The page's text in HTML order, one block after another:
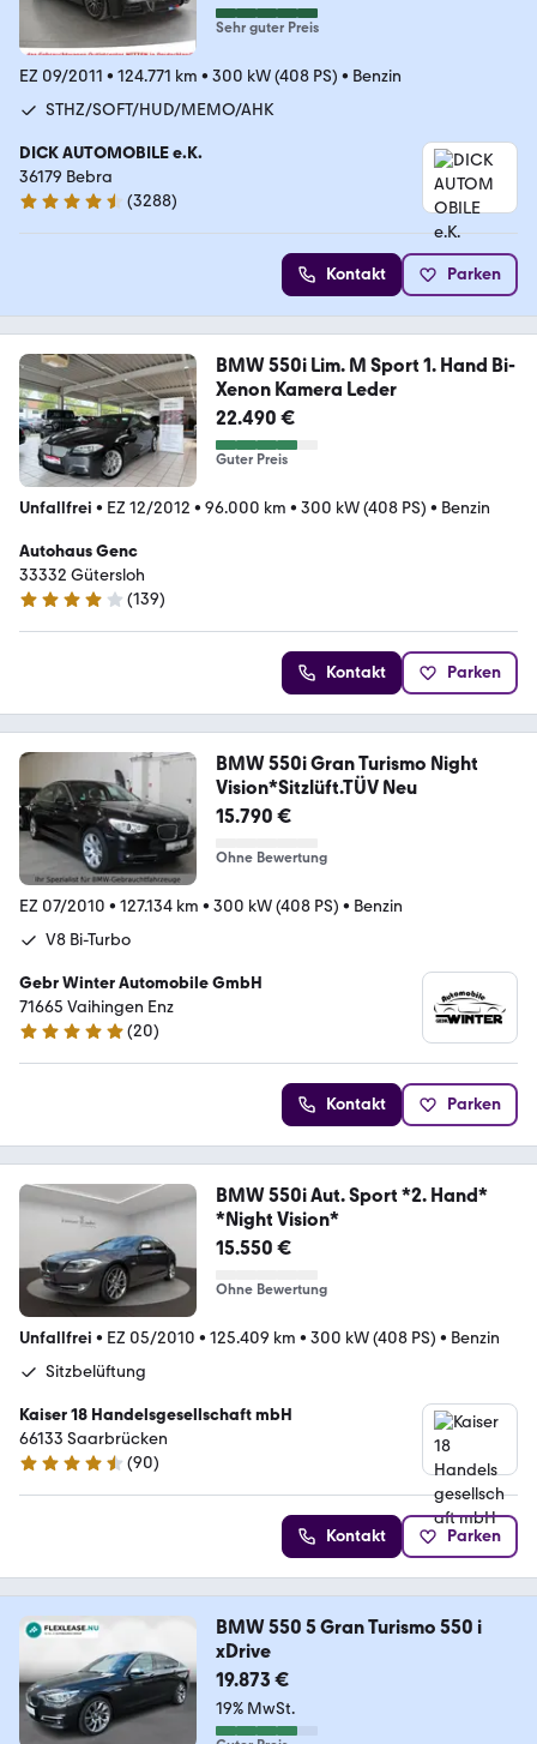
Sehr guter Preis
EZ 09/2011 • 124.771 km • 300 kW (408 PS) • Benzin
STHZ/SOFT/HUD/MEMO/AHK
DICK AUTOMOBILE e.K.
36179 Bebra
4.7 Sterne
(3288)
Kontakt Parken
BMW 550i Lim. M Sport 1. Hand Bi-
Xenon Kamera Leder
22.490 €
Guter Preis
Unfallfrei • EZ 12/2012 • 96.000 km • 300 kW (408 PS) • Benzin
Autohaus Genc
33332 Gütersloh
4.1 Sterne
(139)
Kontakt Parken
BMW 550i Gran Turismo Night
Vision*Sitzlüft.TÜV Neu
15.790 €
Ohne Bewertung
EZ 07/2010 • 127.134 km • 300 kW (408 PS) • Benzin
V8 Bi-Turbo
Gebr Winter Automobile GmbH
71665 Vaihingen Enz
5 Sterne
(20)
Kontakt Parken
BMW 550i Aut. Sport *2. Hand*
*Night Vision*
15.550 €
Ohne Bewertung
Unfallfrei • EZ 05/2010 • 125.409 km • 300 kW (408 PS) • Benzin
Sitzbelüftung
Kaiser 18 Handelsgesellschaft mbH
66133 Saarbrücken
4.4 Sterne
(90)
Kontakt Parken
BMW 550 5 Gran Turismo 550 i
xDrive
19.873 €
19% MwSt.